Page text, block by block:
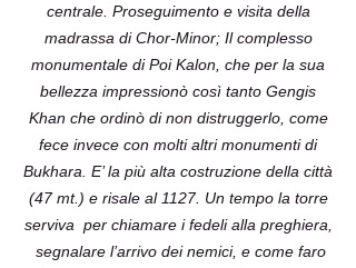
centrale. Proseguimento e visita della
madrassa di Chor-Minor; Il complesso
monumentale di Poi Kalon, che per la sua
bellezza impressionò così tanto Gengis
Khan che ordinò di non distruggerlo, come
fece invece con molti altri monumenti di
Bukhara. E’ la più alta costruzione della città
(47 mt.) e risale al 1127. Un tempo la torre
serviva per chiamare i fedeli alla preghiera,
segnalare l’arrivo dei nemici, e come faro